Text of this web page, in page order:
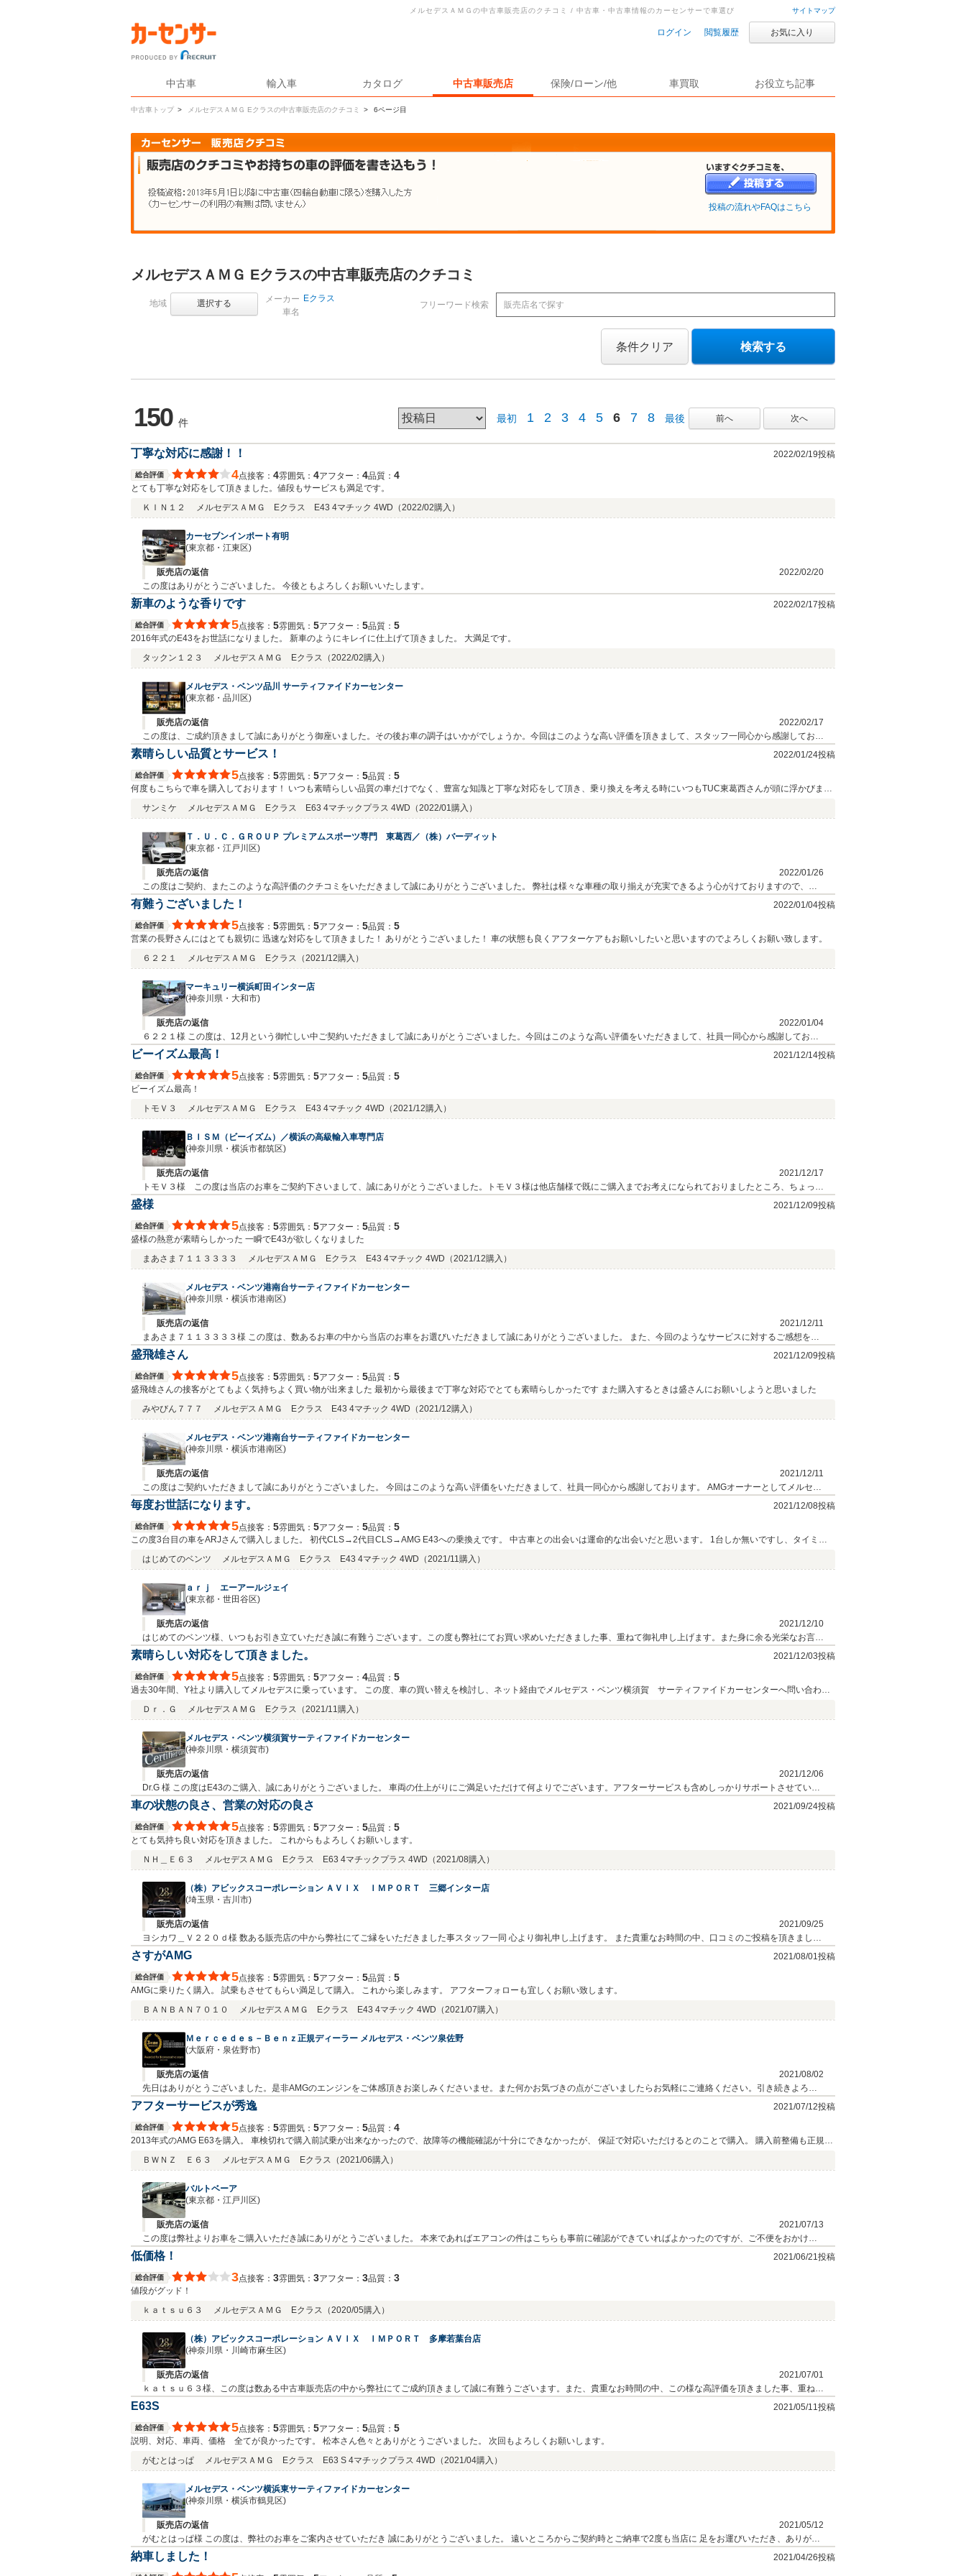
サイトマップ
ログイン 閲覧履歴 お気に入り
中古車 輸入車 カタログ 中古車販売店 保険/ローン/他 車買取 お役立ち記事
中古車トップ > メルセデスＡＭＧ Eクラスの中古車販売店のクチコミ > 6ページ目
メルセデスＡＭＧの中古車販売店のクチコミ / 中古車・中古車情報のカーセンサーで車選び
投稿の流れやFAQはこちら
メルセデスＡＭＧ Eクラスの中古車販売店のクチコミ
地域 選択する
メーカー
車名
Eクラス
フリーワード検索
条件クリア 検索する
150 件 前へ 次へ
最初 1 2 3 4 5 6 7 8 最後
丁寧な対応に感謝！！ 2022/02/19投稿
総合評価 4点接客： 4雰囲気： 4アフター： 4品質： 4
とても丁寧な対応をして頂きました。値段もサービスも満足です。
ＫＩＮ１２
メルセデスＡＭＧ Eクラス E43 4マチック 4WD （2022/02購入）
カーセブンインポート有明
(東京都・江東区)
販売店の返信
2022/02/20
この度はありがとうございました。 今後ともよろしくお願いいたします。
新車のような香りです 2022/02/17投稿
総合評価 5点接客： 5雰囲気： 5アフター： 5品質： 5
2016年式のE43をお世話になりました。 新車のようにキレイに仕上げて頂きました。 大満足です。
タックン１２３
メルセデスＡＭＧ Eクラス （2022/02購入）
メルセデス・ベンツ品川 サーティファイドカーセンター
(東京都・品川区)
販売店の返信
2022/02/17
この度は、ご成約頂きまして誠にありがとう御座いました。その後お車の調子はいかがでしょうか。今回はこのような高い評価を頂きまして、スタッフ一同心から感謝しており
ます。 お困りのことが御座いましたらお気軽にご相談頂けますと幸いです。 今後とも末永いお付き合いのほど宜しくお願い致します。
素晴らしい品質とサービス！ 2022/01/24投稿
総合評価 5点接客： 5雰囲気： 5アフター： 5品質： 5
何度もこちらで車を購入しております！ いつも素晴らしい品質の車だけでなく、豊富な知識と丁寧な対応をして頂き、乗り換えを考える時にいつもTUC東葛西さんが頭に浮かびま
す。 満足が行く車とサービスがこちらで見つかること間違えなしです。 今後ともよろしくお願い致します。
サンミケ メルセデスＡＭＧ Eクラス E63 4マチックプラス 4WD （2022/01購入）
Ｔ．Ｕ．Ｃ．ＧＲＯＵＰ プレミアムスポーツ専門 東葛西／（株）バーディット
(東京都・江戸川区)
販売店の返信
2022/01/26
この度はご契約、またこのような高評価のクチコミをいただきまして誠にありがとうございました。 弊社は様々な車種の取り揃えが充実できるよう心がけておりますので、今
後ともイチオシのおクルマをご案内させて頂ければ幸いです。毎度のことながら弊社をご信用頂き、大変嬉しい限りでございます。また今後のメンテナンスや、様々なご相談も
有難うございました！ 2022/01/04投稿
総合評価 5点接客： 5雰囲気： 5アフター： 5品質： 5
営業の長野さんにはとても親切に 迅速な対応をして頂きました！ ありがとうございました！ 車の状態も良くアフターケアもお願いしたいと思いますのでよろしくお願い致します。
６２２１
メルセデスＡＭＧ Eクラス （2021/12購入）
マーキュリー横浜町田インター店
(神奈川県・大和市)
販売店の返信
2022/01/04
６２２１様 この度は、12月という御忙しい中ご契約いただきまして誠にありがとうございました。今回はこのような高い評価をいただきまして、社員一同心から感謝しており
ます。何かお困りの際はぜひお気軽にお立ち寄りください。今後とも、どうぞ宜しくお願い致します。担当長野
ビーイズム最高！ 2021/12/14投稿
総合評価 5点接客： 5雰囲気： 5アフター： 5品質： 5
ビーイズム最高！
トモＶ３
メルセデスＡＭＧ Eクラス E43 4マチック 4WD （2021/12購入）
ＢＩＳＭ（ビーイズム）／横浜の高級輸入車専門店
(神奈川県・横浜市都筑区)
販売店の返信
2021/12/17
トモＶ３様 この度は当店のお車をご契約下さいまして、誠にありがとうございました。トモＶ３様は他店舗様で既にご購入までお考えになられておりましたところ、ちょっと
ご自宅から距離があるとの事でご連絡を頂き、まさかの弊社からオーダーでのご契約を下さり、大変感謝しております。トモＶ３様は同じ横浜市内にお住まいですので、そのご
盛様 2021/12/09投稿
総合評価 5点接客： 5雰囲気： 5アフター： 5品質： 5
盛様の熱意が素晴らしかった 一瞬でE43が欲しくなりました
まあさま７１１３３３３
メルセデスＡＭＧ Eクラス E43 4マチック 4WD （2021/12購入）
メルセデス・ベンツ港南台サーティファイドカーセンター
(神奈川県・横浜市港南区)
販売店の返信
2021/12/11
まあさま７１１３３３３様 この度は、数あるお車の中から当店のお車をお選びいただきまして誠にありがとうございました。 また、今回のようなサービスに対するご感想をお
寄せいただきましたこと、重ねてお礼申し上げます。 ご家族でお出かけの際にお近くにお寄りの際は是非、お立ち寄り頂ければ幸甚でございます。 今度とも末永いお付き合い
盛飛雄さん 2021/12/09投稿
総合評価 5点接客： 5雰囲気： 5アフター： 5品質： 5
盛飛雄さんの接客がとてもよく気持ちよく買い物が出来ました 最初から最後まで丁寧な対応でとても素晴らしかったです また購入するときは盛さんにお願いしようと思いました
みやびん７７７
メルセデスＡＭＧ Eクラス E43 4マチック 4WD （2021/12購入）
メルセデス・ベンツ港南台サーティファイドカーセンター
(神奈川県・横浜市港南区)
販売店の返信
2021/12/11
この度はご契約いただきまして誠にありがとうございました。 今回はこのような高い評価をいただきまして、社員一同心から感謝しております。 AMGオーナーとしてメルセデ
ス・ベンツの走行性を楽しんで頂ければと存じます。 操作でご不明な点等ございましたらお気軽にご連絡下さいませ。 お仕事も無理せずに頑張ってください。 営業担当：盛
毎度お世話になります。 2021/12/08投稿
総合評価 5点接客： 5雰囲気： 5アフター： 5品質： 5
この度3台目の車をARJさんで購入しました。 初代CLS→2代目CLS→AMG E43への乗換えです。 中古車との出会いは運命的な出会いだと思います。 1台しか無いですし、タイミン
グによっては売約済だったりと欲しくても買えない時もあります。 そんな中、この度メルセデスAMG E43と出会い購入しました。ARJさんが販売する車の品質の高さも分かっている
ので迷いは無かったです。 この度も満足度の高い車が購入でき、楽しいカーライフを過ごしたいと思います。ARJさんは今後も私のカーライフには無くてはならない存在になると思
います。
はじめてのベンツ メルセデスＡＭＧ Eクラス E43 4マチック 4WD （2021/11購入）
ａｒｊ エーアールジェイ
(東京都・世田谷区)
販売店の返信
2021/12/10
はじめてのベンツ様、いつもお引き立ていただき誠に有難うございます。この度も弊社にてお買い求めいただきました事、重ねて御礼申し上げます。また身に余る光栄なお言葉
を頂戴し大変恐縮ではございますが、今後もお客様に信頼され、ご満足いただけるサービスをご提供できるようにより一層努めてまいります。ご遠方ではございますが、私共が
い申し上げます。
素晴らしい対応をして頂きました。 2021/12/03投稿
総合評価 5点接客： 5雰囲気： 5アフター： 4品質： 5
過去30年間、Y社より購入してメルセデスに乗っています。 この度、車の買い替えを検討し、ネット経由でメルセデス・ベンツ横須賀 サーティファイドカーセンターへ問い合わせ
たところ、その当日にも1時間30分以上をかけて実車を自宅まで持ってきてくださり、丁寧な説明を受けました。 軽微な傷、タイヤなど気になる点もあり、私のいく修繕と対応をし
て頂けるとのことで、AMG E43を購入することになりました。 契約後の請求書や支払い後の領収書など、少々気になった点はあるものの、全体的に事はスムーズに進みました。 先
日は車の整備状況を確認しに同社に伺いましたが、完璧な仕上がりでした。帰りには上司の方、支店長にまでご挨拶を頂き、昨日の納車時には花束のプレゼントもいただきました（Y
社で購入した際に、上司や支店長のご挨拶を受けたこともなかったので、とても驚きました）。 大変心のこもった対応をして頂き、本当に感謝しております。 アフターサービスもよ
ろしくお願いします。
Ｄｒ．Ｇ メルセデスＡＭＧ Eクラス （2021/11購入）
メルセデス・ベンツ横須賀サーティファイドカーセンター
(神奈川県・横須賀市)
販売店の返信
2021/12/06
Dr.G 様 この度はE43のご購入、誠にありがとうございました。 車両の仕上がりにご満足いただけて何よりでございます。アフターサービスも含めしっかりサポートさせていた
だきます。今後とも、何卒よろしくお願い申し上げます。
車の状態の良さ、営業の対応の良さ 2021/09/24投稿
総合評価 5点接客： 5雰囲気： 5アフター： 5品質： 5
とても気持ち良い対応を頂きました。 これからもよろしくお願いします。
ＮＨ＿Ｅ６３
メルセデスＡＭＧ Eクラス E63 4マチックプラス 4WD （2021/08購入）
（株）アビックスコーポレーション ＡＶＩＸ ＩＭＰＯＲＴ 三郷インター店
(埼玉県・吉川市)
販売店の返信
2021/09/25
ヨシカワ＿Ｖ２２０ｄ様 数ある販売店の中から弊社にてご縁をいただきました事スタッフ一同 心より御礼申し上げます。 また貴重なお時間の中、口コミのご投稿を頂きました
ことを重ねて御礼申し上げます。お褒めのお言葉誠に光栄でございます。これからもご来店頂くお客様への誠心誠意の接客に努めて参ります！ これからお車を通したお客様末
さすがAMG 2021/08/01投稿
総合評価 5点接客： 5雰囲気： 5アフター： 5品質： 5
AMGに乗りたく購入。 試乗もさせてもらい満足して購入。 これから楽しみます。 アフターフォローも宜しくお願い致します。
ＢＡＮＢＡＮ７０１０
メルセデスＡＭＧ Eクラス E43 4マチック 4WD （2021/07購入）
Ｍｅｒｃｅｄｅｓ－Ｂｅｎｚ正規ディーラー メルセデス・ベンツ泉佐野
(大阪府・泉佐野市)
販売店の返信
2021/08/02
先日はありがとうございました。是非AMGのエンジンをご体感頂きお楽しみくださいませ。また何かお気づきの点がございましたらお気軽にご連絡ください。引き続きよろし
くお願い申し上げます。
アフターサービスが秀逸 2021/07/12投稿
総合評価 5点接客： 5雰囲気： 5アフター： 5品質： 4
2013年式のAMG E63を購入。 車検切れで購入前試乗が出来なかったので、故障等の機能確認が十分にできなかったが、 保証で対応いただけるとのことで購入。 購入前整備も正規デ
ィーラーでしっかりやって頂きましたが、 納車後にエアコンの利きが悪いことが判明。 車齢がそこそこ言ってるのでそこは仕方ないと思いつつ連絡したら 即引き取り修理を保証で
対応頂き助かりました。 保証といいながら、言い訳と逃げを見せる業者もこれまで経験したことありますが、 こちらのお店は違います。 丁寧迅速な対応、その後も何かにつけサー
ビス良く対応頂けて大満足です。
ＢＷＮＺ Ｅ６３ メルセデスＡＭＧ Eクラス （2021/06購入）
バルトベーア
(東京都・江戸川区)
販売店の返信
2021/07/13
この度は弊社よりお車をご購入いただき誠にありがとうございました。 本来であればエアコンの件はこちらも事前に確認ができていればよかったのですが、ご不便をおかけし
誠に申し訳ございませんでした。 ひとまずはエアコンも復活し、ここからが快適なE63ライフのスタートかと思います。 とても楽しいお車と思いますので思いっきり楽しんで
低価格！ 2021/06/21投稿
総合評価 3点接客： 3雰囲気： 3アフター： 3品質： 3
値段がグッド！
ｋａｔｓｕ６３
メルセデスＡＭＧ Eクラス （2020/05購入）
（株）アビックスコーポレーション ＡＶＩＸ ＩＭＰＯＲＴ 多摩若葉台店
(神奈川県・川崎市麻生区)
販売店の返信
2021/07/01
ｋａｔｓｕ６３様、この度は数ある中古車販売店の中から弊社にてご成約頂きまして誠に有難うございます。また、貴重なお時間の中、この様な高評価を頂きました事、重ねて
お礼申し上げます。有難う御座います。中古車市場は現車１台限りというのが御座いますが、年式や装備、価格などお探しの条件に合う一台をご案内出来ました事、大変嬉しく
ご相談ごとが御座いましたらお気軽にご連絡下さい。アフターフォローも含めしっかりとサポートさせて頂きますので、今後とも末永いお付き合いをどうぞ宜しくお願い申し上
げます。
E63S 2021/05/11投稿
総合評価 5点接客： 5雰囲気： 5アフター： 5品質： 5
説明、対応、車両、価格 全てが良かったです。 松本さん色々とありがとうございました。 次回もよろしくお願いします。
がむとはっぱ
メルセデスＡＭＧ Eクラス E63 S 4マチックプラス 4WD （2021/04購入）
メルセデス・ベンツ横浜東サーティファイドカーセンター
(神奈川県・横浜市鶴見区)
販売店の返信
2021/05/12
がむとはっぱ様 この度は、弊社のお車をご案内させていただき 誠にありがとうございました。 遠いところからご契約時とご納車で2度も当店に 足をお運びいただき、ありがと
うございます。 Eクラスのハイパフォーマンスモデルの走りを 是非お愉しみ下さいませ。 今後はアフターメンテナンスでも、 何卒よろしくお願い致します。 担当：松本
納車しました！ 2021/04/26投稿